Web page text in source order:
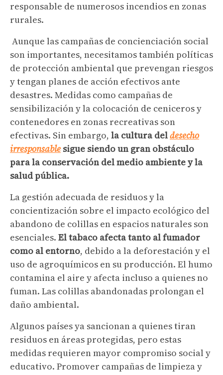
responsable de numerosos incendios en zonas
rurales.
Aunque las campañas de concienciación social
son importantes, necesitamos también políticas
de protección ambiental que prevengan riesgos
y tengan planes de acción efectivos ante
desastres. Medidas como campañas de
sensibilización y la colocación de ceniceros y
contenedores en zonas recreativas son
efectivas. Sin embargo, la cultura deldesecho
irresponsable sigue siendo un gran obstáculo
para la conservación del medio ambiente y la
salud pública.
La gestión adecuada de residuos y la
concientización sobre el impacto ecológico del
abandono de colillas en espacios naturales son
esenciales. El tabaco afecta tanto al fumador
como al entorno, debido a la deforestación y el
uso de agroquímicos en su producción. El humo
contamina el aire y afecta incluso a quienes no
fuman. Las colillas abandonadas prolongan el
daño ambiental.
Algunos países ya sancionan a quienes tiran
residuos en áreas protegidas, pero estas
medidas requieren mayor compromiso social y
educativo. Promover campañas de limpieza y